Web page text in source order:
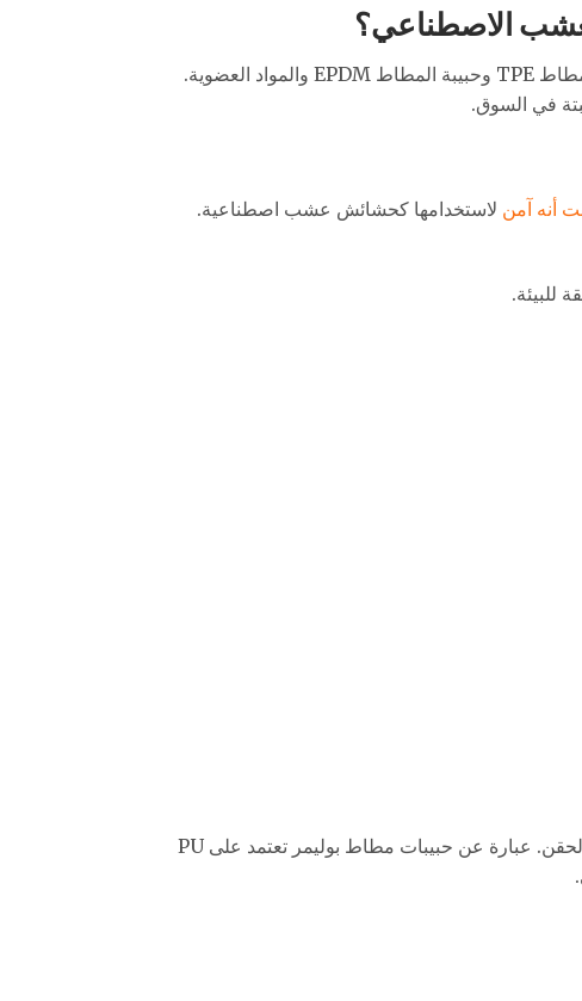
الاصطناعي؟
هناك العديد من أنواع المطاط الفتات التي يمكنك استخدامها كحشو ، بما في ذلك حبيبات المطاط SBR وحبيبة المطاط TPE وحبيبة المطاط EPDM والمواد العضوية.
أنه آمن لاستخدامها كحشائش عشب اصطناعية.
يمتلك المطاط الصناعي اللدائن الحرارية مرونة عالية وقوة ومرونة مطاطية مرنة ، ولديه أيضًا خصائص معالجة الحقن. عبارة عن حبيبات مطاط بوليمر تعتمد على PU